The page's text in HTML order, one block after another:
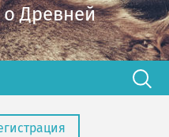
Древней